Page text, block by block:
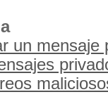
un mensaje